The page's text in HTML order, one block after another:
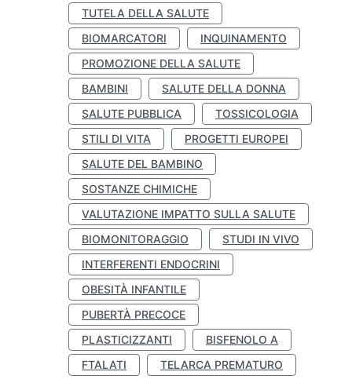
TUTELA DELLA SALUTE
BIOMARCATORI
INQUINAMENTO
PROMOZIONE DELLA SALUTE
BAMBINI
SALUTE DELLA DONNA
SALUTE PUBBLICA
TOSSICOLOGIA
STILI DI VITA
PROGETTI EUROPEI
SALUTE DEL BAMBINO
SOSTANZE CHIMICHE
VALUTAZIONE IMPATTO SULLA SALUTE
BIOMONITORAGGIO
STUDI IN VIVO
INTERFERENTI ENDOCRINI
OBESITÀ INFANTILE
PUBERTÀ PRECOCE
PLASTICIZZANTI
BISFENOLO A
FTALATI
TELARCA PREMATURO